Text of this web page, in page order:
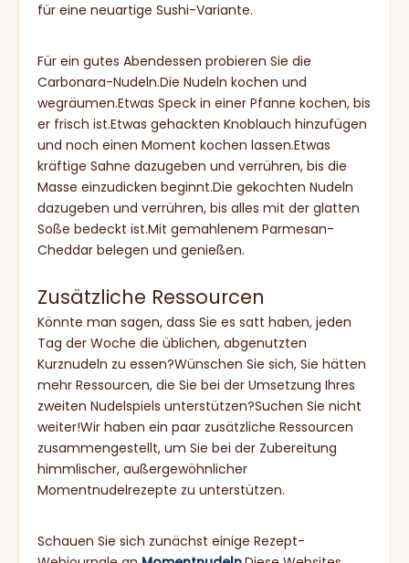
für eine neuartige Sushi-Variante.
Für ein gutes Abendessen probieren Sie die
Carbonara-Nudeln.Die Nudeln kochen und
wegräumen.Etwas Speck in einer Pfanne kochen, bis
er frisch ist.Etwas gehackten Knoblauch hinzufügen
und noch einen Moment kochen lassen.Etwas
kräftige Sahne dazugeben und verrühren, bis die
Masse einzudicken beginnt.Die gekochten Nudeln
dazugeben und verrühren, bis alles mit der glatten
Soße bedeckt ist.Mit gemahlenem Parmesan-
Cheddar belegen und genießen.
Zusätzliche Ressourcen
Könnte man sagen, dass Sie es satt haben, jeden
Tag der Woche die üblichen, abgenutzten
Kurznudeln zu essen?Wünschen Sie sich, Sie hätten
mehr Ressourcen, die Sie bei der Umsetzung Ihres
zweiten Nudelspiels unterstützen?Suchen Sie nicht
weiter!Wir haben ein paar zusätzliche Ressourcen
zusammengestellt, um Sie bei der Zubereitung
himmlischer, außergewöhnlicher
Momentnudelrezepte zu unterstützen.
Schauen Sie sich zunächst einige Rezept-